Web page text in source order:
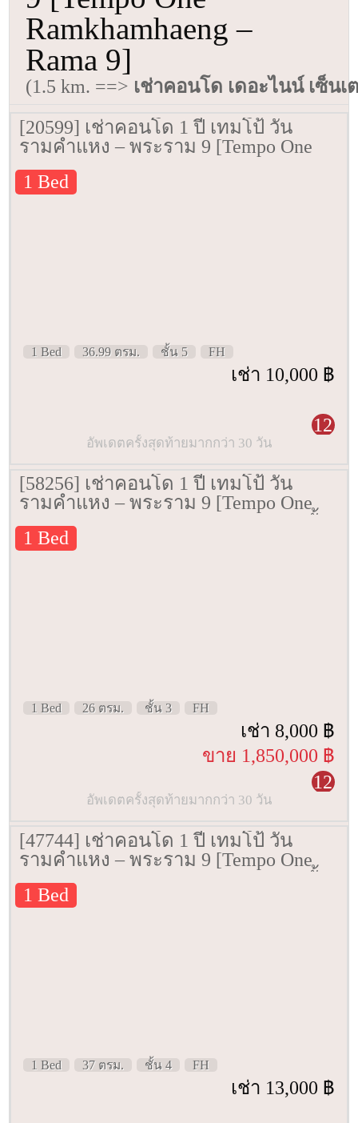
Ramkhamhaeng –
Rama 9]
(1.5 km. ==> เช่าคอนโด เดอะไนน์ เซ็นเ
[20599] เช่าคอนโด 1 ปี เทมโป้ วัน
รามคำแหง – พระราม 9 [Tempo One
Ramkhamhaeng – Rama 9] 36.99 ตรม.
ชั้น 5
1 Bed
1 Bed 36.99 ตรม. ชั้น 5 FH
เช่า 10,000 ฿
12
อัพเดตครั้งสุดท้ายมากกว่า 30 วัน
[58256] เช่าคอนโด 1 ปี เทมโป้ วัน
รามคำแหง – พระราม 9 [Tempo One
Ramkhamhaeng – Rama 9] 26 ตรม. ชั้น
3
1 Bed
1 Bed 26 ตรม. ชั้น 3 FH
เช่า 8,000 ฿
ขาย 1,850,000 ฿
12
อัพเดตครั้งสุดท้ายมากกว่า 30 วัน
[47744] เช่าคอนโด 1 ปี เทมโป้ วัน
รามคำแหง – พระราม 9 [Tempo One
Ramkhamhaeng – Rama 9] 37 ตรม. ชั้น
4
1 Bed
1 Bed 37 ตรม. ชั้น 4 FH
เช่า 13,000 ฿